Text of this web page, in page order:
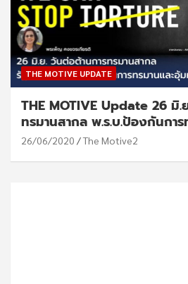
THE MOTIVE UPDATE
THE MOTIVE Update 26 มิ.
ทรมานสากล พ.ร.บ.ป้องกันการ
26/06/2020 The Motive2